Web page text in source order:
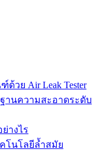
วย Air Leak Tester
านความสะอาดระดับ
างไร
คโนโลยีล้ำสมัย